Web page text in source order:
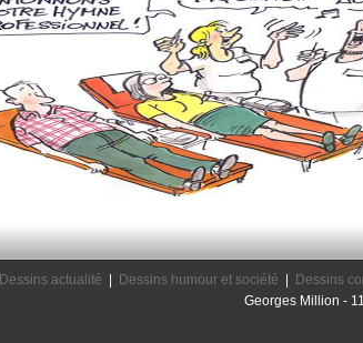
Dessins actualité Dessins humour et société Dessins
Georges Million -